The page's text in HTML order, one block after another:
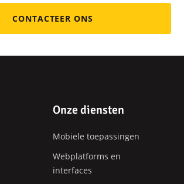
CONTACTEER ONS
Onze diensten
Mobiele toepassingen
Webplatforms en
interfaces